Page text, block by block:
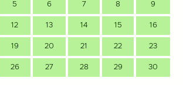
5 6 7 8 9
12 13 14 15 16
19 20 21 22 23
26 27 28 29 30